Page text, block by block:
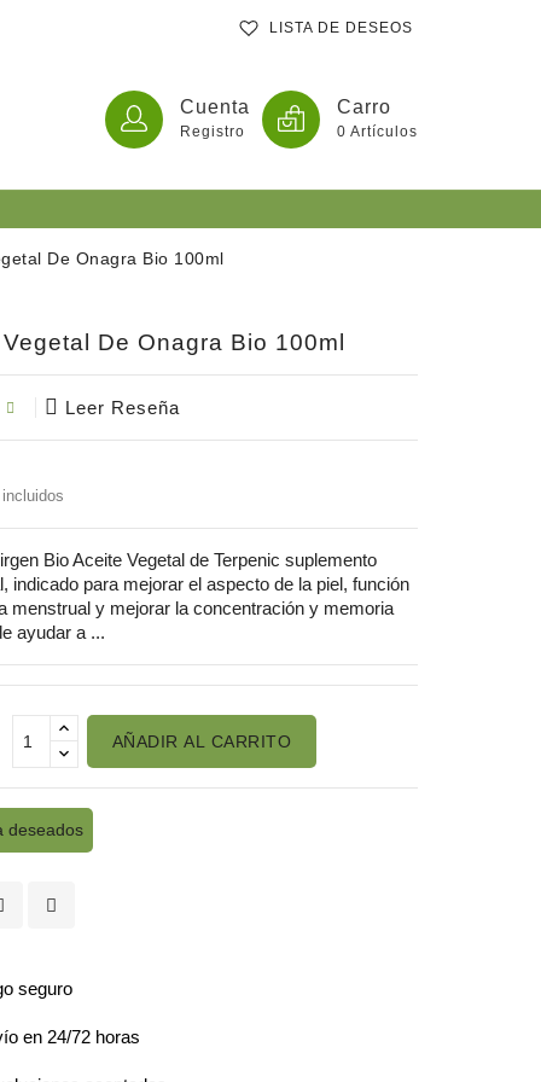
LISTA DE DESEOS
Cuenta
Registro
Carro
0 Artículos
De Onagra Bio 100ml
De Onagra Bio 100ml
Leer Reseña
incluidos
Bio Aceite Vegetal de Terpenic suplemento
indicado para mejorar el aspecto de la piel, función
menstrual y mejorar la concentración y memoria
ayudar a ...
AÑADIR AL CARRITO
deseados
seguro
en 24/72 horas